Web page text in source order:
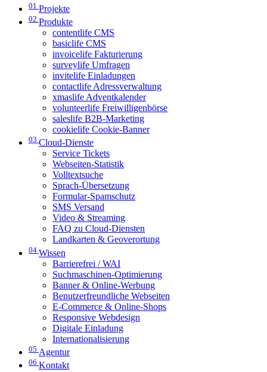
01 Projekte
02 Produkte
contentlife CMS
basiclife CMS
invoicelife Fakturierung
surveylife Umfragen
invitelife Einladungen
contactlife Adressverwaltung
xmaslife Adventkalender
volunteerlife Freiwilligenbörse
saleslife B2B-Marketing
cookielife Cookie-Banner
03 Cloud-Dienste
Service Tickets
Webseiten-Statistik
Volltextsuche
Sprach-Übersetzung
Formular-Spamschutz
SMS Versand
Video & Streaming
FAQ zu Cloud-Diensten
Landkarten & Geoverortung
04 Wissen
Barrierefrei / WAI
Suchmaschinen-Optimierung
Banner & Online-Werbung
Benutzerfreundliche Webseiten
E-Commerce & Online-Shops
Responsive Webdesign
Digitale Einladung
Internationalisierung
05 Agentur
06 Kontakt